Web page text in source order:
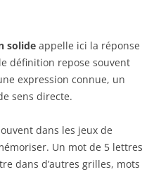
solide appelle ici la réponse
définition repose souvent
expression connue, un
sens directe.
dans les jeux de
Un mot de 5 lettres
dans d’autres grilles, mots